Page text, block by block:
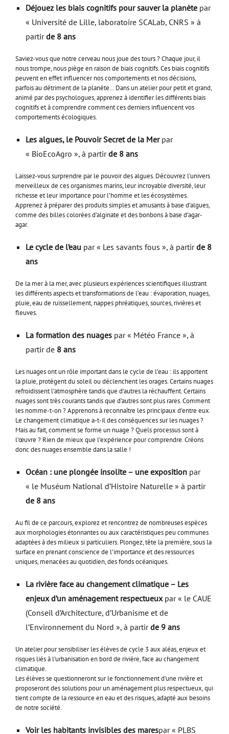
Déjouez les biais cognitifs pour sauver la planète par
« Université de Lille, laboratoire SCALab, CNRS » à
partirde 8 ans
Saviez-vous que notre cerveau nous joue des tours ? Chaque jour, il
nous trompe, nous piège en raison de biais cognitifs. Ces biais cognitifs
peuvent en effet influencer nos comportements et nos décisions,
parfois au détriment de la planète… Dans un atelier pour petit et grand,
animé par des psychologues, apprenez à identifier les différents biais
cognitifs et à comprendre comment ces derniers influencent vos
comportements écologiques.
Les algues, le Pouvoir Secret de la Mer par
« BioEcoAgro », à partirde 8 ans
Laissez-vous surprendre par le pouvoir des algues. Découvrez l’univers
merveilleux de ces organismes marins, leur incroyable diversité, leur
richesse et leur importance pour l’homme et les écosystèmes.
Apprenez à préparer des produits simples et amusants à base d’algues,
comme des billes colorées d’alginate et des bonbons à base d’agar-
agar.
Le cycle de l’eau par « Les savants fous », à partirde 8
ans
De la mer à la mer, avec plusieurs expériences scientifiques illustrant
les différents aspects et transformations de l’eau : évaporation, nuages,
pluie, eau de ruissellement, nappes phréatiques, sources, rivières et
fleuves.
La formation des nuages par « Météo France », à
partir de 8 ans
Les nuages ont un rôle important dans le cycle de l’eau : ils apportent
la pluie, protègent du soleil ou déclenchent les orages. Certains nuages
refroidissent l’atmosphère tandis que d’autres la réchauffent. Certains
nuages sont très courants tandis que d’autres sont plus rares. Comment
les nomme-t-on ? Apprenons à reconnaître les principaux d’entre eux.
Le changement climatique a-t-il des conséquences sur les nuages ?
Mais au fait, comment se forme un nuage ? Quels processus sont à
l’œuvre ? Rien de mieux que l’expérience pour comprendre. Créons
donc des nuages ensemble dans la salle !
Océan : une plongée insolite – une exposition par
« le Muséum National d’Histoire Naturelle » à partir
de 8 ans
Au fil de ce parcours, explorez et rencontrez de nombreuses espèces
aux morphologies étonnantes ou aux caractéristiques peu communes
adaptées à des milieux si particuliers. Plongez, tête la première, sous la
surface en prenant conscience de l’importance et des ressources
uniques, menacées au quotidien, des fonds océaniques.
La rivière face au changement climatique – Les
enjeux d’un aménagement respectueux par « le CAUE
(Conseil d’Architecture, d’Urbanisme et de
l’Environnement du Nord », à partirde 9 ans
Un atelier pour sensibiliser les élèves de cycle 3 aux aléas, enjeux et
risques liés à l’urbanisation en bord de rivière, face au changement
climatique.
Les élèves se questionneront sur le fonctionnement d’une rivière et
proposeront des solutions pour un aménagement plus respectueux, qui
tient compte de la ressource en eau et des risques, adapté aux besoins
de notre société.
Voir les habitants invisibles des marespar « PLBS